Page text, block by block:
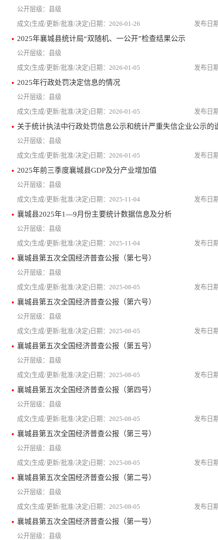
县级
2026-01-26
2025年襄城县统计局“双随机、一公开”检查结果公示
县级
2026-01-05
2025年行政处罚决定信息的情况
县级
2026-01-05
关于统计执法中行政处罚信息公示和统计严重失信企业公示的
县级
2026-01-05
2025年前三季度襄城县GDP及分产业增加值
县级
2025-11-04
襄城县2025年1—9月份主要统计数据信息及分析
县级
2025-11-04
襄城县第五次全国经济普查公报（第七号）
县级
2025-08-05
襄城县第五次全国经济普查公报（第六号）
县级
2025-08-05
襄城县第五次全国经济普查公报（第五号）
县级
2025-08-05
襄城县第五次全国经济普查公报（第四号）
县级
2025-08-05
襄城县第五次全国经济普查公报（第三号）
县级
2025-08-05
襄城县第五次全国经济普查公报（第二号）
县级
2025-08-05
襄城县第五次全国经济普查公报（第一号）
县级